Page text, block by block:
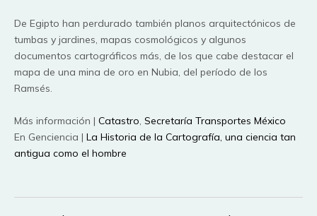
De Egipto han perdurado también planos arquitectónicos de
tumbas y jardines, mapas cosmológicos y algunos
documentos cartográficos más, de los que cabe destacar el
mapa de una mina de oro en Nubia, del período de los
Ramsés.
Más información | Catastro Secretaría Transportes México
En Genciencia | La Historia de la Cartografía, una ciencia tan
antigua como el hombre